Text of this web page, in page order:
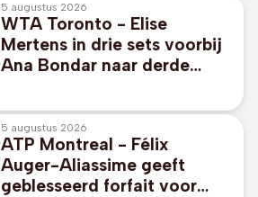
5 augustus 2026
WTA Toronto - Elise
Mertens in drie sets voorbij
Ana Bondar naar derde
5 augustus 2026
ATP Montreal - Félix
Auger-Aliassime geeft
geblesseerd forfait voor